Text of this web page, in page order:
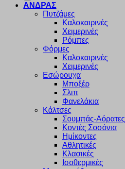
ΑΝΔΡΑΣ
Πυτζάμες
Καλοκαιρινές
Χειμερινές
Ρόμπες
Φόρμες
Καλοκαιρινές
Χειμερινές
Εσώρουχα
Μποξέρ
Σλιπ
Φανελάκια
Κάλτσες
Σουμπάς-Αόρατες
Κοντές Σοσόνια
Ημίκοντες
Αθλητικές
Κλασικές
Ισοθερμικές